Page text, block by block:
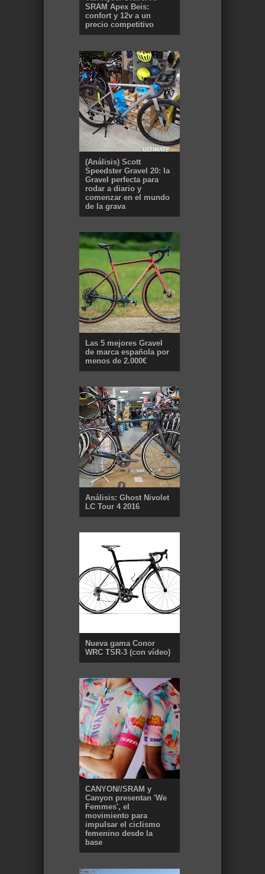
SRAM Apex Beis:
confort y 12v a un
precio competitivo
(Análisis) Scott
Speedster Gravel 20: la
Gravel perfecta para
rodar a diario y
comenzar en el mundo
de la grava
Las 5 mejores Gravel
de marca española por
menos de 2.000€
Análisis: Ghost Nivolet
LC Tour 4 2016
Nueva gama Conor
WRC TSR-3 (con vídeo)
CANYON//SRAM y
Canyon presentan 'We
Femmes', el
movimiento para
impulsar el ciclismo
femenino desde la
base